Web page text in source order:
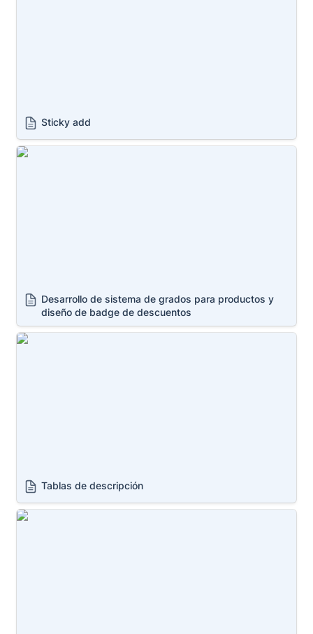
Sticky add
Desarrollo de sistema de grados para productos y
Desarrollo de sistema de grados para productos y
diseño de badge de descuentos
Tablas de descripción
Tablas de descripción
Iconos con metafields*